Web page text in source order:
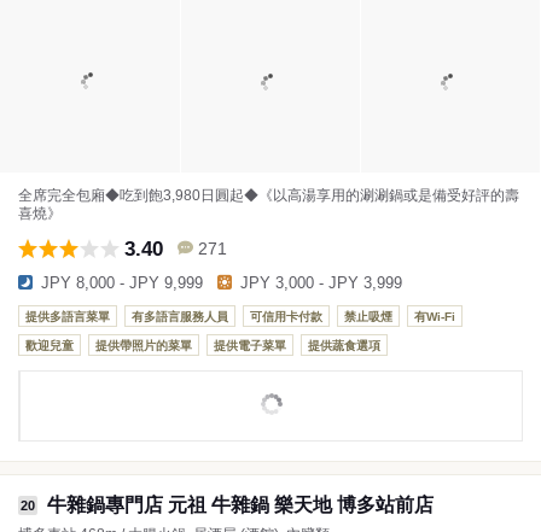
全席完全包廂◆吃到飽3,980日圓起◆《以高湯享用的涮涮鍋或是備受好評的壽
喜燒》
3.40 271
JPY 8,000 - JPY 9,999 JPY 3,000 - JPY 3,999
提供多語言菜單 有多語言服務人員 可信用卡付款 禁止吸煙 有Wi-Fi
歡迎兒童 提供帶照片的菜單 提供電子菜單 提供蔬食選項
20 牛雜鍋專門店 元祖 牛雜鍋 樂天地 博多站前店